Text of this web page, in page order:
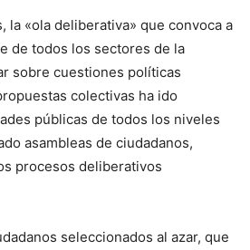
la «ola deliberativa» que convoca a
de todos los sectores de la
sobre cuestiones políticas
colectivas ha ido
públicas de todos los niveles
asambleas de ciudadanos,
procesos deliberativos
seleccionados al azar, que